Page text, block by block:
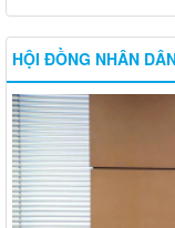
HỘI ĐỒNG NHÂN